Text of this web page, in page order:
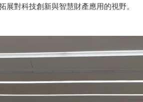
展對科技創新與智慧財產應用的視野。